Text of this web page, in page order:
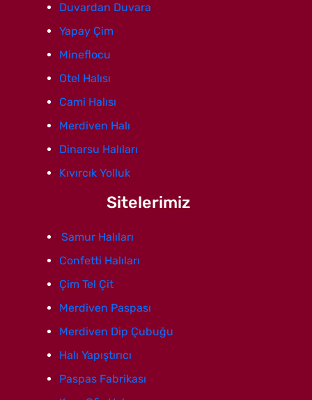
Duvardan Duvara
Yapay Çim
Mineflocu
Otel Halısı
Cami Halısı
Merdiven Halı
Dinarsu Halıları
Kıvırcık Yolluk
Sitelerimiz
Samur Halıları
Confetti Halıları
Çim Tel Çit
Merdiven Paspası
Merdiven Dip Çubuğu
Halı Yapıştırıcı
Paspas Fabrikası